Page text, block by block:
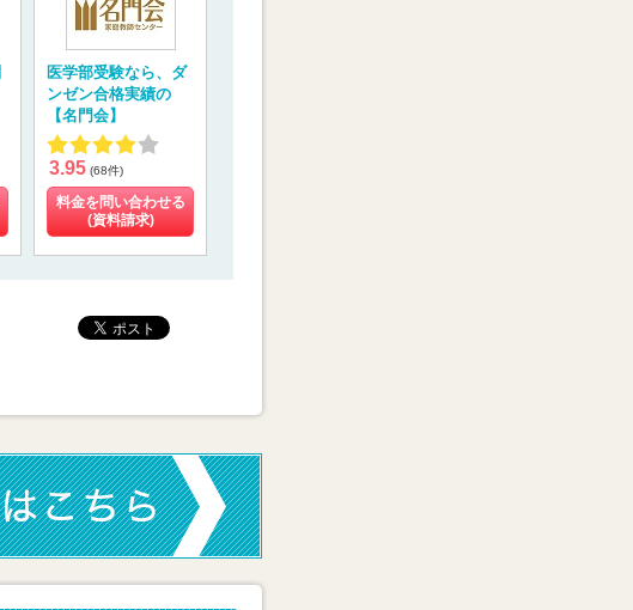
医学部受験なら、ダ
ンゼン合格実績の
【名門会】
3.95 (68件)
料金を問い合わせる
(資料請求)